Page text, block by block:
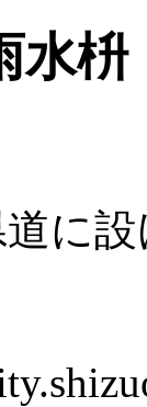
水枡
に